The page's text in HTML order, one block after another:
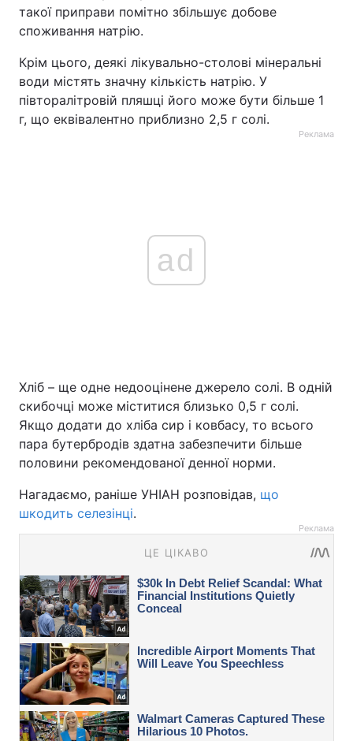
такої приправи помітно збільшує добове
споживання натрію.
Крім цього, деякі лікувально-столові мінеральні
води містять значну кількість натрію. У
півторалітровій пляшці його може бути більше 1
г, що еквівалентно приблизно 2,5 г солі.
Реклама
ad
Хліб – ще одне недооцінене джерело солі. В одній
скибочці може міститися близько 0,5 г солі.
Якщо додати до хліба сир і ковбасу, то всього
пара бутербродів здатна забезпечити більше
половини рекомендованої денної норми.
Нагадаємо, раніше УНІАН розповідав, що
шкодить селезінці.
Реклама